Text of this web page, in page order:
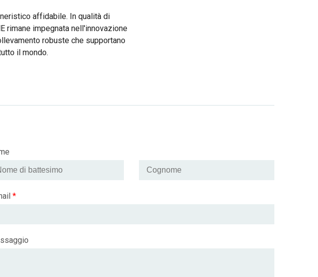
affidabile. In qualità di
rimane impegnata nell'innovazione
robuste che supportano
il mondo.
*